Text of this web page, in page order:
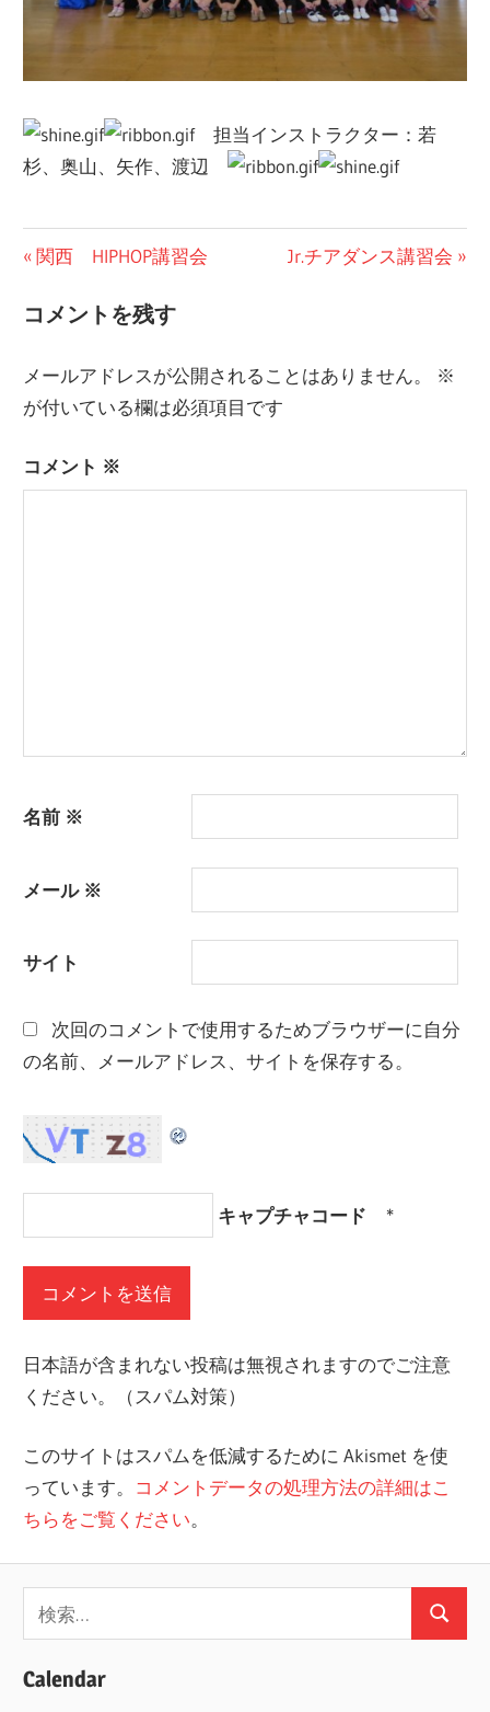
担当インストラクター：若
杉、奥山、矢作、渡辺
ブ
投
稿
ビ
ー
前
投
関西 HIPHOP講習会
次
Jr.チアダンス講習会
コメントを残す
メールアドレスが公開されることはありません。
※
が付いている欄は必須項目です
コメント ※
名前 ※
メール ※
サイト
次回のコメントで使用するためブラウザーに自分
の名前、メールアドレス、サイトを保存する。
キャプチャコード *
日本語が含まれない投稿は無視されますのでご注意
ください。（スパム対策）
このサイトはスパムを低減するために Akismet を使
っています。 コメントデータの処理方法の詳細はこ
ちらをご覧ください。
索:
検
Calendar